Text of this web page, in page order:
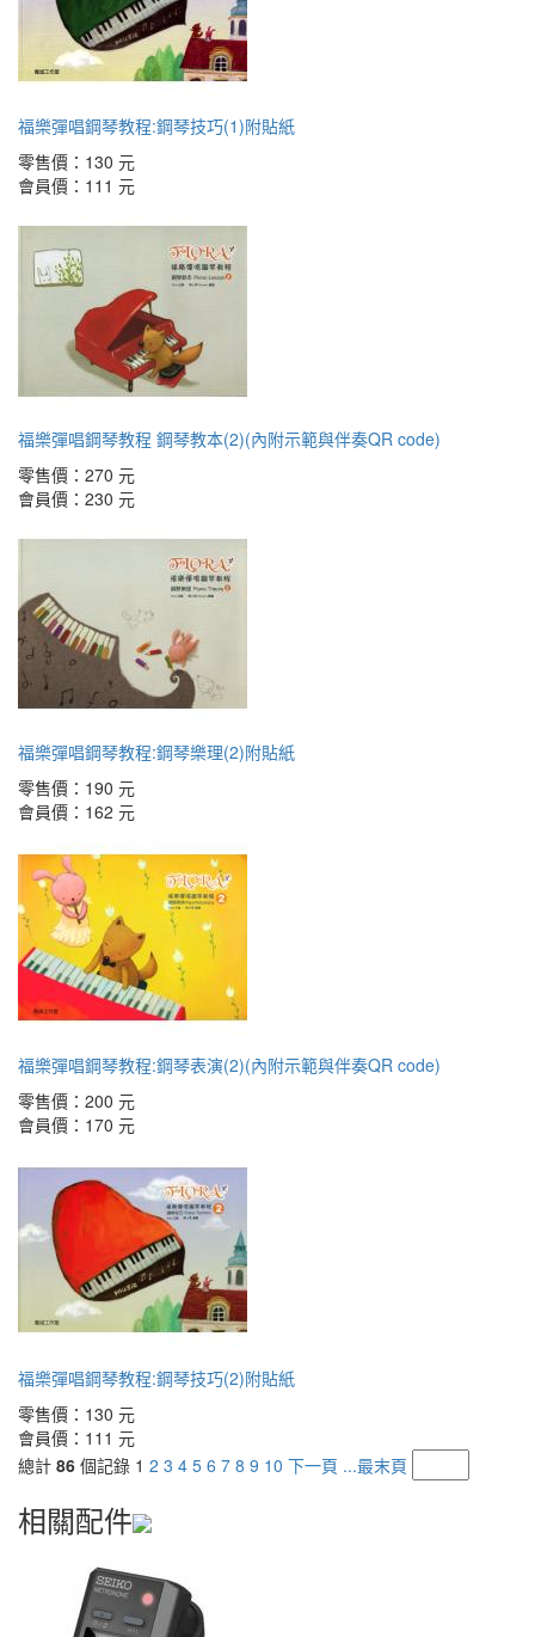
福樂彈唱鋼琴教程:鋼琴技巧(1)附貼紙
零售價： 130 元
會員價： 111 元
福樂彈唱鋼琴教程 鋼琴教本(2)(內附示範與伴奏QR code)
零售價： 270 元
會員價： 230 元
福樂彈唱鋼琴教程:鋼琴樂理(2)附貼紙
零售價： 190 元
會員價： 162 元
福樂彈唱鋼琴教程:鋼琴表演(2)(內附示範與伴奏QR code)
零售價： 200 元
會員價： 170 元
福樂彈唱鋼琴教程:鋼琴技巧(2)附貼紙
零售價： 130 元
會員價： 111 元
總計 86 個記錄 1 2 3 4 5 6 7 8 9 10 下一頁 ...最末頁
相關配件